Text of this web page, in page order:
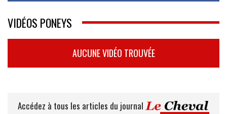
VIDÉOS PONEYS
AUCUNE VIDÉO TROUVÉE
Accédez à tous les articles du journal